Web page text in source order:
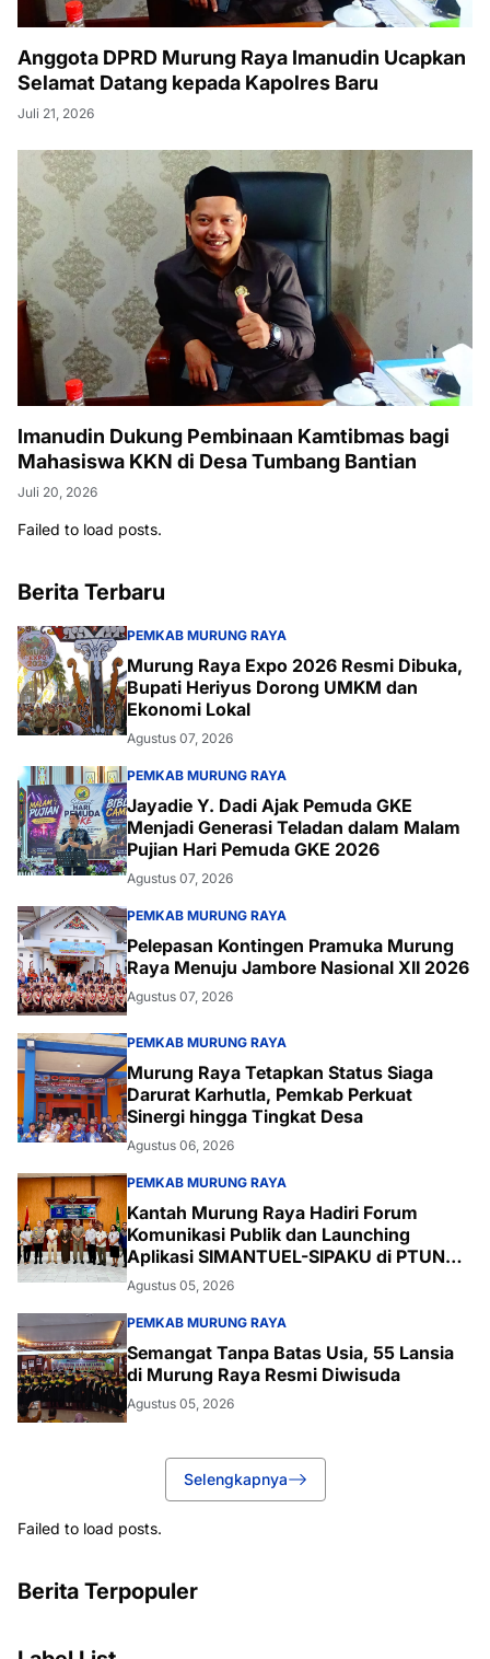
Anggota DPRD Murung Raya Imanudin Ucapkan
Selamat Datang kepada Kapolres Baru
Juli 21, 2026
Imanudin Dukung Pembinaan Kamtibmas bagi
Mahasiswa KKN di Desa Tumbang Bantian
Juli 20, 2026
Failed to load posts.
Berita Terbaru
PEMKAB MURUNG RAYA
Murung Raya Expo 2026 Resmi Dibuka,
Bupati Heriyus Dorong UMKM dan
Ekonomi Lokal
Agustus 07, 2026
PEMKAB MURUNG RAYA
Jayadie Y. Dadi Ajak Pemuda GKE
Menjadi Generasi Teladan dalam Malam
Pujian Hari Pemuda GKE 2026
Agustus 07, 2026
PEMKAB MURUNG RAYA
Pelepasan Kontingen Pramuka Murung
Raya Menuju Jambore Nasional XII 2026
Agustus 07, 2026
PEMKAB MURUNG RAYA
Murung Raya Tetapkan Status Siaga
Darurat Karhutla, Pemkab Perkuat
Sinergi hingga Tingkat Desa
Agustus 06, 2026
PEMKAB MURUNG RAYA
Kantah Murung Raya Hadiri Forum
Komunikasi Publik dan Launching
Aplikasi SIMANTUEL-SIPAKU di PTUN
Palangka Raya
Agustus 05, 2026
PEMKAB MURUNG RAYA
Semangat Tanpa Batas Usia, 55 Lansia
di Murung Raya Resmi Diwisuda
Agustus 05, 2026
Selengkapnya
Failed to load posts.
Berita Terpopuler